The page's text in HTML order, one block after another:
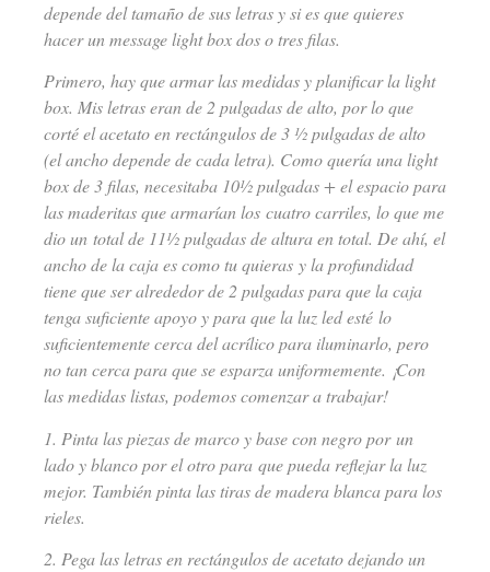
depende del tamaño de sus letras y si es que quieres
hacer un message light box dos o tres filas.
Primero, hay que armar las medidas y planificar la light
box. Mis letras eran de 2 pulgadas de alto, por lo que
corté el acetato en rectángulos de 3 ½ pulgadas de alto
(el ancho depende de cada letra). Como quería una light
box de 3 filas, necesitaba 10½ pulgadas + el espacio para
las maderitas que armarían los cuatro carriles, lo que me
dio un total de 11½ pulgadas de altura en total. De ahí, el
ancho de la caja es como tu quieras y la profundidad
tiene que ser alrededor de 2 pulgadas para que la caja
tenga suficiente apoyo y para que la luz led esté lo
suficientemente cerca del acrílico para iluminarlo, pero
no tan cerca para que se esparza uniformemente. ¡Con
las medidas listas, podemos comenzar a trabajar!
1. Pinta las piezas de marco y base con negro por un
lado y blanco por el otro para que pueda reflejar la luz
mejor. También pinta las tiras de madera blanca para los
rieles.
2. Pega las letras en rectángulos de acetato dejando un